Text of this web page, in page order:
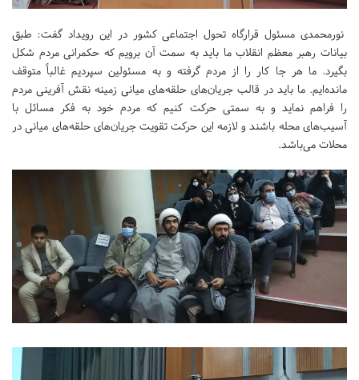
نورمحمدی مسئول قرارگاه تحول اجتماعی کشور در این رویداد گفت: طبق
بیانات رهبر معظم انقلاب ما باید به سمت آن برویم که حکمرانی مردم شکل
بگیرد. ما هر جا کار را از مردم گرفته و به مسئولین سپردیم غالباً متوقف
مانده‌ایم. ما باید در قالب جریان‌های حلقه‌های میانی زمینه نقش آفرینی مردم
را فراهم نماید و به سمتی حرکت کنیم که مردم خود به فکر مسائل با
آسیب‌های محله باشند و لازمه این حرکت تقویت جریان‌های حلقه‌های میانی در
محلات می‌باشد.